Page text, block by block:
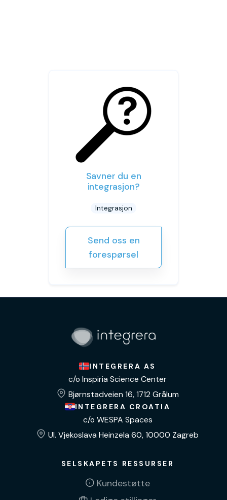
Savner du en
integrasjon?
Integrasjon
Send oss en
forespørsel
INTEGRERA AS
c/o Inspiria Science Center
Bjørnstadveien 16, 1712 Grålum
INTEGRERA CROATIA
c/o WESPA Spaces
Ul. Vjekoslava Heinzela 60, 10000 Zagreb
SELSKAPETS RESSURSER
Kundestøtte